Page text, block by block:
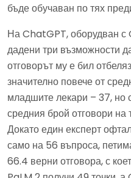
бъде обучаван по тях
На ChatGPT, оборудван
дадени три възможности
отговорът му е бил
значително повече от
младшите лекари – 37, но
средния брой отговори
Докато един експерт
само на 56 въпроса,
66.4 верни отговора, с